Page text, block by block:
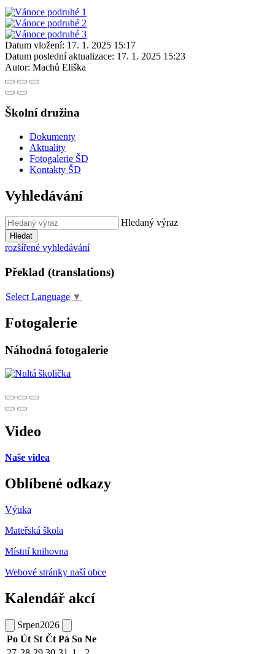
Datum vložení: 17. 1. 2025 15:17
Datum poslední aktualizace: 17. 1. 2025 15:23
Autor: Machů Eliška
Školní družina
Dokumenty
Aktuality
Fotogalerie ŠD
Kontakty ŠD
Vyhledávání
Hledaný výraz
Hledat
rozšířené vyhledávání
Překlad (translations)
Select Language ▼
Fotogalerie
Náhodná fotogalerie
Video
Naše videa
Oblíbené odkazy
Výuka
Mateřská škola
Místní knihovna
Webové stránky naší obce
Kalendář akcí
Srpen2026
Po Út St Čt Pá So Ne